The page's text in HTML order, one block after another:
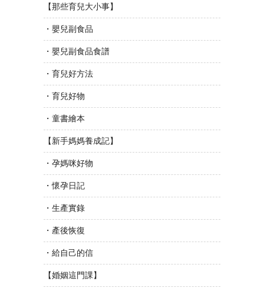
【那些育兒大小事】
・嬰兒副食品
・嬰兒副食品食譜
・育兒好方法
・育兒好物
・童書繪本
【新手媽媽養成記】
・孕媽咪好物
・懷孕日記
・生產實錄
・產後恢復
・給自己的信
【婚姻這門課】